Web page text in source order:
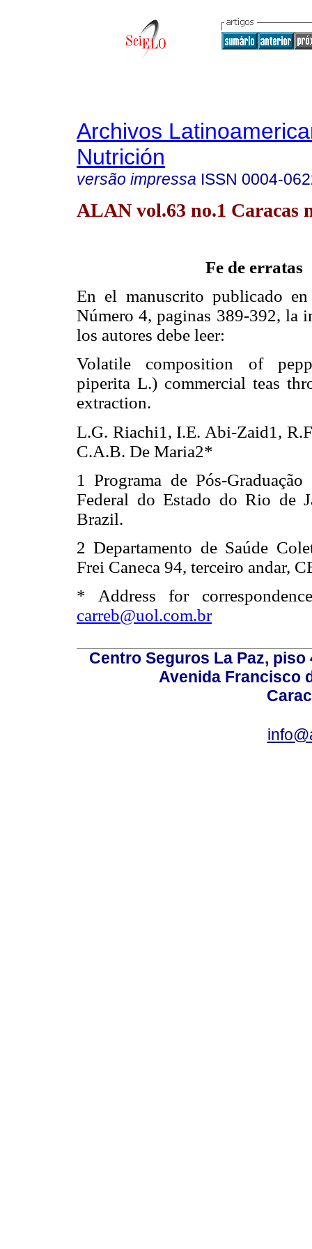
Archivos
Nutrición
versão impressa ISSN 0004-
ALAN vol.63 no.1 Caracas
Fe de erratas
En el manuscrito publicado
Número 4, paginas 389-392, la
los autores debe leer:
Volatile composition of
piperita L.) commercial teas
extraction.
L.G. Riachi1, I.E. Abi-Zaid1,
C.A.B. De Maria2*
1 Programa de Pós-
Federal do Estado do Rio de
Brazil.
2 Departamento de Saúde
Frei Caneca 94, terceiro andar,
* Address for
carreb@uol.com.br
Centro Seguros La Paz,
Avenida Francisco